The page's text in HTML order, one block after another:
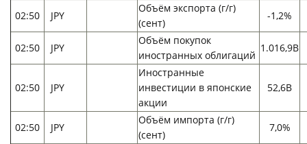
02:50 JPY
Объём экспорта (г/г)
(сент)
-1,2%
02:50 JPY
Объём покупок
иностранных облигаций
1.016,9B
02:50 JPY
Иностранные
инвестиции в японские
акции
52,6B
02:50 JPY
Объём импорта (г/г)
(сент)
7,0%